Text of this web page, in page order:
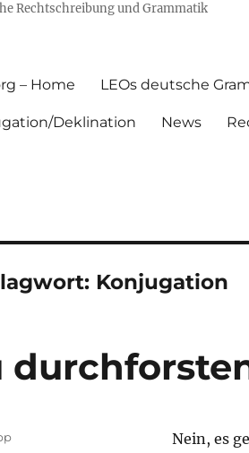
Rechtschreibung und Grammatik
– Home LEOs deutsche
Deklination News
Konjugation
Nein, es